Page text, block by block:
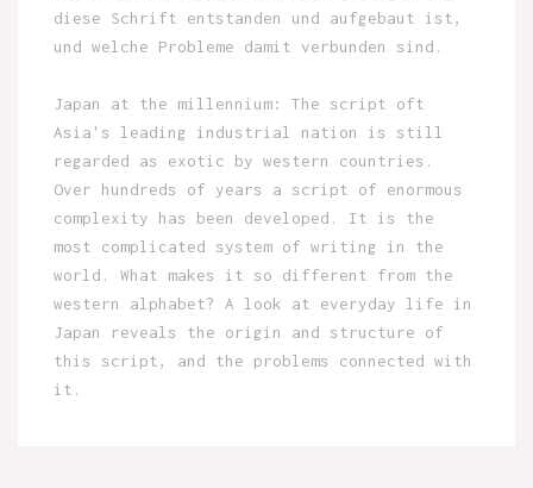
diese Schrift entstanden und aufgebaut ist,
und welche Probleme damit verbunden sind.
Japan at the millennium: The script oft
Asia's leading industrial nation is still
regarded as exotic by western countries.
Over hundreds of years a script of enormous
complexity has been developed. It is the
most complicated system of writing in the
world. What makes it so different from the
western alphabet? A look at everyday life in
Japan reveals the origin and structure of
this script, and the problems connected with
it.